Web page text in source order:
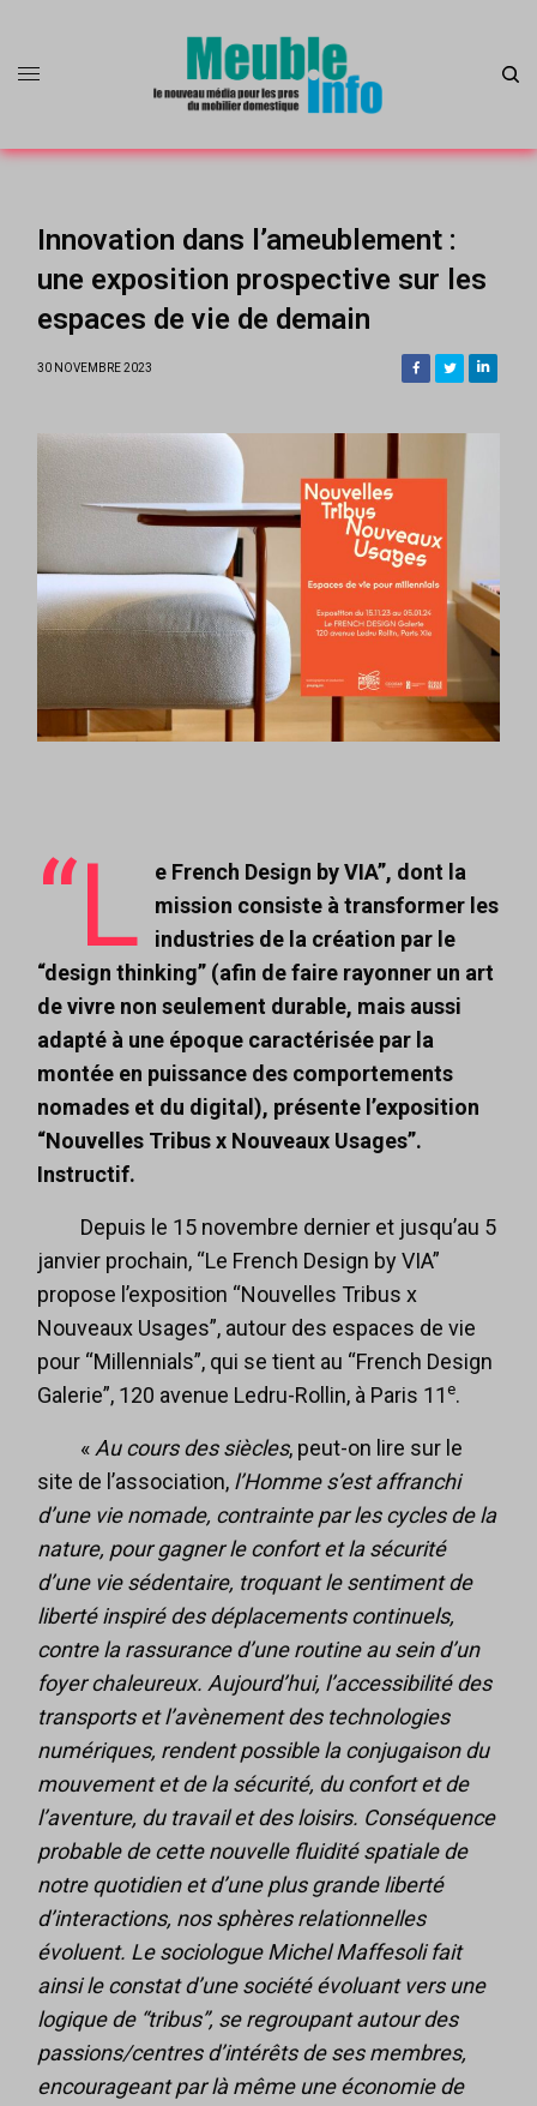
Innovation dans l’ameublement :
une exposition prospective sur les
espaces de vie de demain
30 NOVEMBRE 2023
“L
e French Design by VIA”, dont la
mission consiste à transformer les
industries de la création par le
“design thinking” (afin de faire rayonner un art
de vivre non seulement durable, mais aussi
adapté à une époque caractérisée par la
montée en puissance des comportements
nomades et du digital), présente l’exposition
“Nouvelles Tribus x Nouveaux Usages”.
Instructif.
Depuis le 15 novembre dernier et jusqu’au 5
janvier prochain, “Le French Design by VIA”
propose l’exposition “Nouvelles Tribus x
Nouveaux Usages”, autour des espaces de vie
pour “Millennials”, qui se tient au “French Design
Galerie”, 120 avenue Ledru-Rollin, à Paris 11e.
«Au cours des siècles, peut-on lire sur le
site de l’association, l’Homme s’est affranchi
d’une vie nomade, contrainte par les cycles de la
nature, pour gagner le confort et la sécurité
d’une vie sédentaire, troquant le sentiment de
liberté inspiré des déplacements continuels,
contre la rassurance d’une routine au sein d’un
foyer chaleureux. Aujourd’hui, l’accessibilité des
transports et l’avènement des technologies
numériques, rendent possible la conjugaison du
mouvement et de la sécurité, du confort et de
l’aventure, du travail et des loisirs. Conséquence
probable de cette nouvelle fluidité spatiale de
notre quotidien et d’une plus grande liberté
d’interactions, nos sphères relationnelles
évoluent. Le sociologue Michel Maffesoli fait
ainsi le constat d’une société évoluant vers une
logique de “tribus”, se regroupant autour des
passions/centres d’intérêts de ses membres,
encourageant par là même une économie de